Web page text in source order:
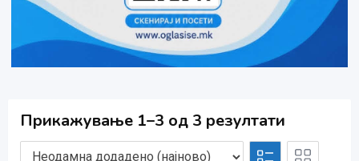
Прикажување 1–3 од 3 резултати